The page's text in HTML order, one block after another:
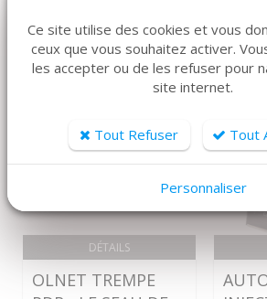
DÉTAILS
OLNET TREMPE
Ce site utilise des cookies et vous
ceux que vous souhaitez activer.
les accepter ou de les refuser pour
site internet.
Tout Refuser Tout
Personnaliser